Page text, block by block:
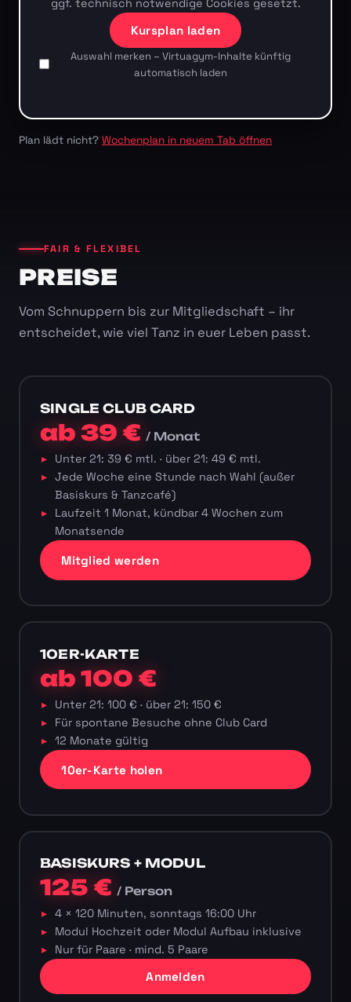
ggf. technisch notwendige Cookies gesetzt.
Kursplan laden
Auswahl merken – Virtuagym-Inhalte künftig
automatisch laden
Plan lädt nicht? Wochenplan in neuem Tab öffnen
FAIR & FLEXIBEL
PREISE
Vom Schnuppern bis zur Mitgliedschaft – ihr
entscheidet, wie viel Tanz in euer Leben passt.
SINGLE CLUB CARD
ab 39 €/ Monat
Unter 21: 39 € mtl. · über 21: 49 € mtl.
Jede Woche eine Stunde nach Wahl (außer
Basiskurs & Tanzcafé)
Laufzeit 1 Monat, kündbar 4 Wochen zum
Monatsende
Mitglied werden
10ER-KARTE
ab 100 €
Unter 21: 100 € · über 21: 150 €
Für spontane Besuche ohne Club Card
12 Monate gültig
10er-Karte holen
BASISKURS + MODUL
125 €/ Person
4 × 120 Minuten, sonntags 16:00 Uhr
Modul Hochzeit oder Modul Aufbau inklusive
Nur für Paare · mind. 5 Paare
Anmelden